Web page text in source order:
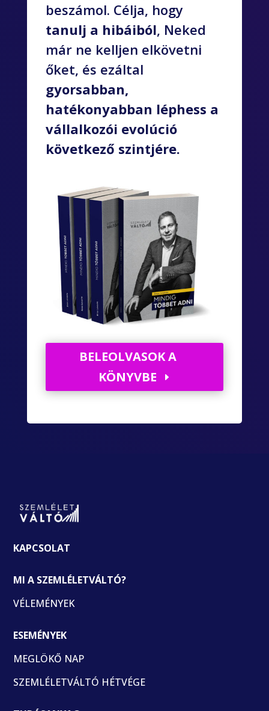
beszámol. Célja, hogy
tanulj a hibáiból, Neked
már ne kelljen elkövetni
őket, és ezáltal
gyorsabban,
hatékonyabban léphess a
vállalkozói evolúció
következő szintjére.
BELEOLVASOK A
KÖNYVBE
KAPCSOLAT
MI A SZEMLÉLETVÁLTÓ?
VÉLEMÉNYEK
ESEMÉNYEK
MEGLÖKŐ NAP
SZEMLÉLETVÁLTÓ HÉTVÉGE